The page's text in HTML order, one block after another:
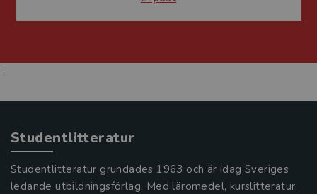
;
Studentlitteratur
Studentlitteratur grundades 1963 och är idag Sveriges
ledande utbildningsförlag. Med läromedel, kurslitteratur,